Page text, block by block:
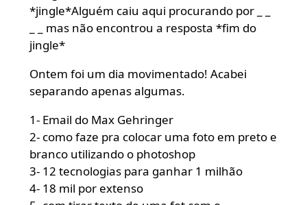
*jingle*Alguém caiu aqui procurando por _ _
_ _ mas não encontrou a resposta *fim do
jingle*
Ontem foi um dia movimentado! Acabei
separando apenas algumas.
1- Email do Max Gehringer
2- como faze pra colocar uma foto em preto e
branco utilizando o photoshop
3- 12 tecnologias para ganhar 1 milhão
4- 18 mil por extenso